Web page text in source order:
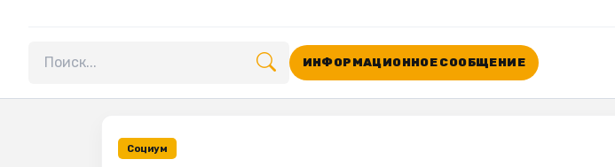
Поиск по сайту
ИНФОРМАЦИОННОЕ СООБЩЕНИЕ
Социум